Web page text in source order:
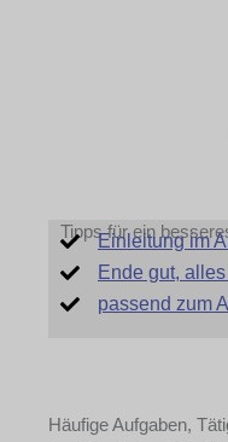
Tipps für ein
Einleitung im
Ende gut,
passend zum
Häufige Aufgaben,